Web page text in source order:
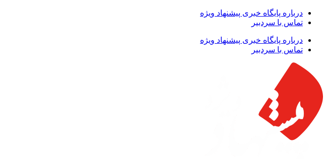
درباره پایگاه خبری پیشنهاد ویژه
تماس با سردبیر
درباره پایگاه خبری پیشنهاد ویژه
تماس با سردبیر